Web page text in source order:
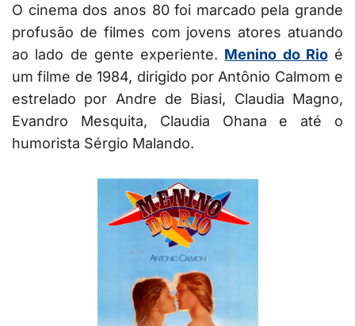
O cinema dos anos 80 foi marcado pela grande
profusão de filmes com jovens atores atuando
ao lado de gente experiente. Menino do Rioé
um filme de 1984, dirigido por Antônio Calmom e
estrelado por Andre de Biasi, Claudia Magno,
Evandro Mesquita, Claudia Ohana e até o
humorista Sérgio Malando.